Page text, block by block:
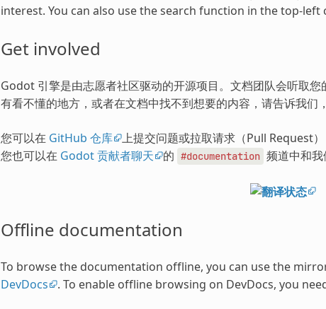
interest. You can also use the search function in the top-left
Get involved
Godot 引擎是由志愿者社区驱动的开源项目。文档团队会听取
有看不懂的地方，或者在文档中找不到想要的内容，请告诉我们
您可以在 GitHub 仓库 上提交问题或拉取请求（Pull Request
您也可以在 Godot 贡献者聊天 的 #documentation 频道中和我
Offline documentation
To browse the documentation offline, you can use the
DevDocs
. To enable offline browsing on DevDocs, you